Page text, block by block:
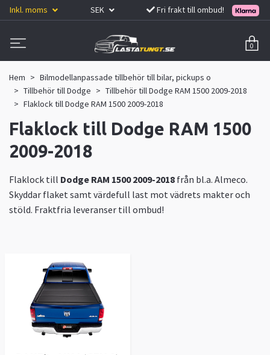
Inkl. moms SEK Fri frakt till ombud!
0
Hem
Bilmodellanpassade tillbehör till bilar, pickups o
Tillbehör till Dodge
Tillbehör till Dodge RAM 1500 2009-2018
Flaklock till Dodge RAM 1500 2009-2018
Flaklock till Dodge RAM 1500
2009-2018
Flaklock till Dodge RAM 1500 2009-2018 från bl.a. Almeco.
Skyddar flaket samt värdefull last mot vädrets makter och
stöld. Fraktfria leveranser till ombud!